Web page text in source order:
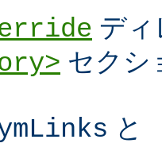
デ
セクシ
と